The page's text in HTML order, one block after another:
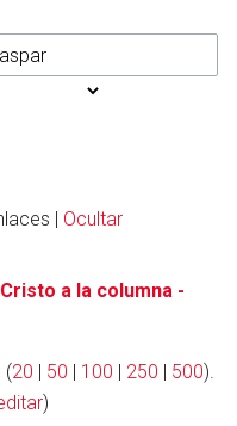
| Ocultar
Cristo a la columna -
(20 | 50 | 100 | 250 | 500).
)